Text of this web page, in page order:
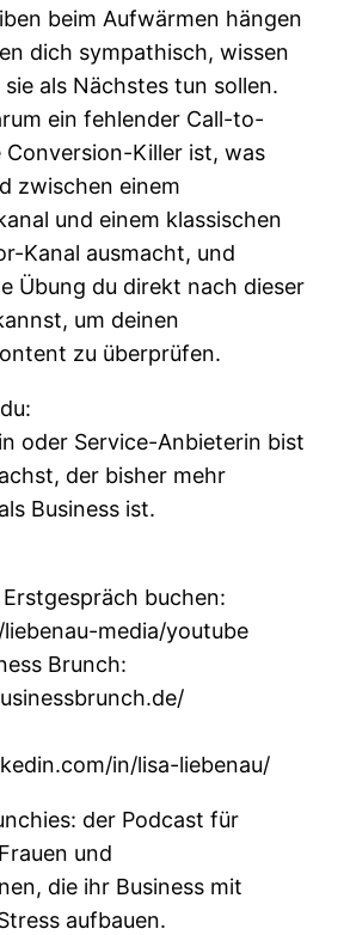
beim Aufwärmen hängen
dich sympathisch, wissen
als Nächstes tun sollen.
ein fehlender Call-to-
Killer ist, was
zwischen einem
und einem klassischen
Kanal ausmacht, und
Übung du direkt nach dieser
um deinen
zu überprüfen.
oder Service-Anbieterin bist
der bisher mehr
Business ist.
buchen:
media/youtube
Brunch:
in/lisa-liebenau/
der Podcast für
und
die ihr Business mit
aufbauen.